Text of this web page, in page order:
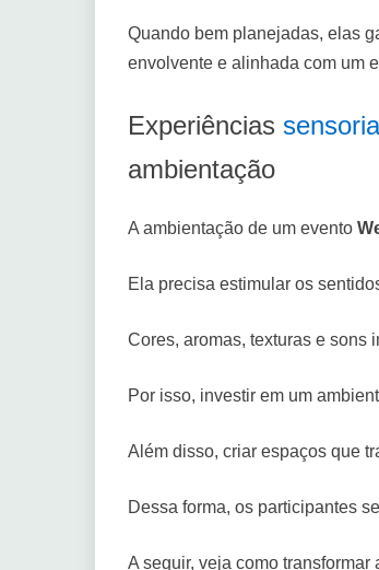
Quando bem planejadas, elas
envolvente e alinhada com um
Experiências
ambientação
A ambientação de um evento
Ela precisa estimular os
Cores, aromas, texturas e sons
Por isso, investir em um
Além disso, criar espaços que
Dessa forma, os participantes
A seguir, veja como